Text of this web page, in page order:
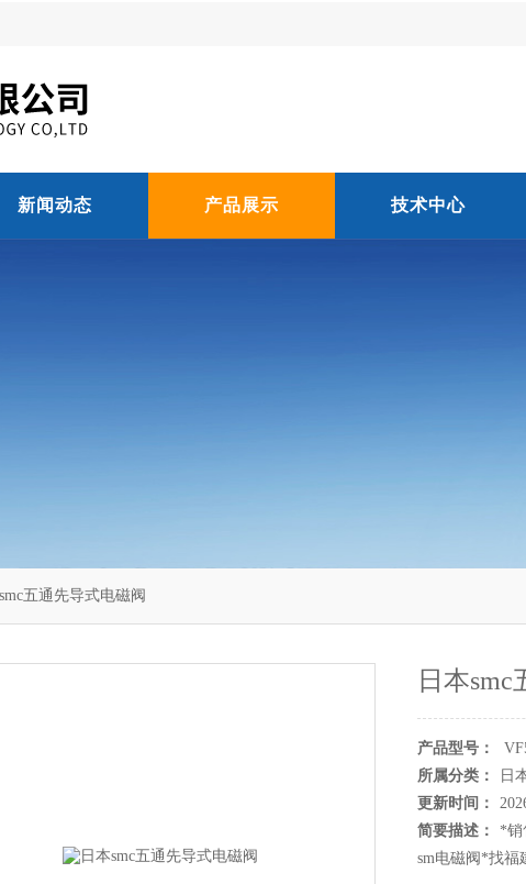
新闻动态 产品展示 技术中心
五通先导式电磁阀
日本
产品型号：
所属分类：
日
更新时间：
简要描述：
*销
sm电磁阀*找福